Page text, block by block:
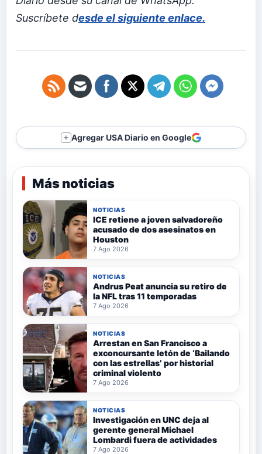
Suscríbete desde el siguiente enlace.
＋ Agregar USA Diario en Google
Más noticias
NOTICIAS
ICE retiene a joven salvadoreño
acusado de dos asesinatos en
Houston
7 Ago 2026
NOTICIAS
Andrus Peat anuncia su retiro de
la NFL tras 11 temporadas
7 Ago 2026
NOTICIAS
Arrestan en San Francisco a
exconcursante letón de ‘Bailando
con las estrellas’ por historial
criminal violento
7 Ago 2026
NOTICIAS
Investigación en UNC deja al
gerente general Michael
Lombardi fuera de actividades
7 Ago 2026